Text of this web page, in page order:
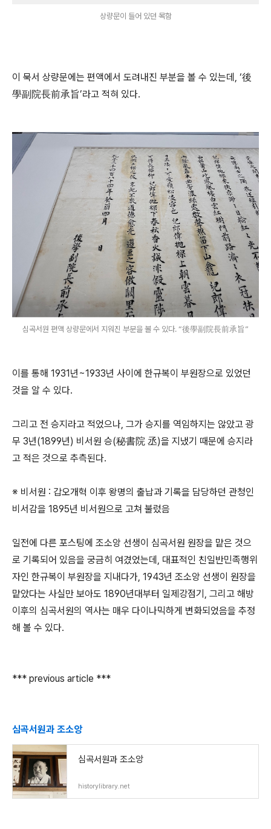
상량문이 들어 있던 목함
이 묵서 상량문에는 편액에서 도려내진 부분을 볼 수 있는데, ‘後
學副院長前承旨’라고 적혀 있다.
심곡서원 편액 상량문에서 지워진 부분을 볼 수 있다. “後學副院長前承旨”
이를 통해 1931년~1933년 사이에 한규복이 부원장으로 있었던
것을 알 수 있다.
그리고 전 승지라고 적었으나, 그가 승지를 역임하지는 않았고 광
무 3년(1899년) 비서원 승(秘書院 丞)을 지냈기 때문에 승지라
고 적은 것으로 추측된다.
※ 비서원 : 갑오개혁 이후 왕명의 출납과 기록을 담당하던 관청인
비서감을 1895년 비서원으로 고쳐 불렀음
일전에 다른 포스팅에 조소앙 선생이 심곡서원 원장을 맡은 것으
로 기록되어 있음을 궁금히 여겼었는데, 대표적인 친일반민족행위
자인 한규복이 부원장을 지내다가, 1943년 조소앙 선생이 원장을
맡았다는 사실만 보아도 1890년대부터 일제강점기, 그리고 해방
이후의 심곡서원의 역사는 매우 다이나믹하게 변화되었음을 추정
해 볼 수 있다.
*** previous article ***
심곡서원과 조소앙
심곡서원과 조소앙
historylibrary.net